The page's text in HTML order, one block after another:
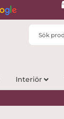
Search
Interiör